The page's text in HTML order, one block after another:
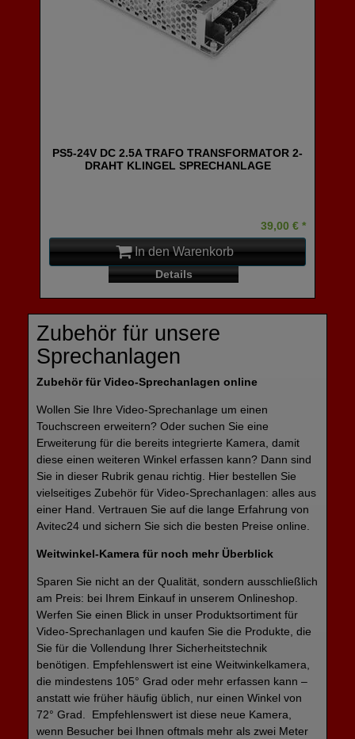
PS5-24V DC 2.5A TRAFO TRANSFORMATOR 2-
DRAHT KLINGEL SPRECHANLAGE
39,00 € *
In den Warenkorb
Details
Zubehör für unsere
Sprechanlagen
Zubehör für Video-Sprechanlagen online
Wollen Sie Ihre Video-Sprechanlage um einen
Touchscreen erweitern? Oder suchen Sie eine
Erweiterung für die bereits integrierte Kamera, damit
diese einen weiteren Winkel erfassen kann? Dann sind
Sie in dieser Rubrik genau richtig. Hier bestellen Sie
vielseitiges Zubehör für Video-Sprechanlagen: alles aus
einer Hand. Vertrauen Sie auf die lange Erfahrung von
Avitec24 und sichern Sie sich die besten Preise online.
Weitwinkel-Kamera für noch mehr Überblick
Sparen Sie nicht an der Qualität, sondern ausschließlich
am Preis: bei Ihrem Einkauf in unserem Onlineshop.
Werfen Sie einen Blick in unser Produktsortiment für
Video-Sprechanlagen und kaufen Sie die Produkte, die
Sie für die Vollendung Ihrer Sicherheitstechnik
benötigen. Empfehlenswert ist eine Weitwinkelkamera,
die mindestens 105° Grad oder mehr erfassen kann –
anstatt wie früher häufig üblich, nur einen Winkel von
72° Grad. Empfehlenswert ist diese neue Kamera,
wenn Besucher bei Ihnen oftmals mehr als zwei Meter